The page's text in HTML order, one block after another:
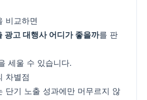
비교하면
광고 대행사 어디가 좋을까를 판
세울 수 있습니다.
차별점
단기 노출 성과에만 머무르지 않